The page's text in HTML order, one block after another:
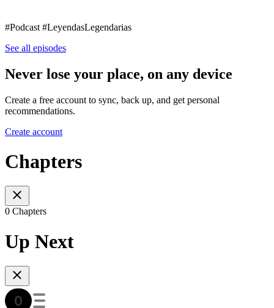
#Podcast #LeyendasLegendarias
See all episodes
Never lose your place, on any device
Create a free account to sync, back up, and get personal
recommendations.
Create account
Chapters
0 Chapters
Up Next